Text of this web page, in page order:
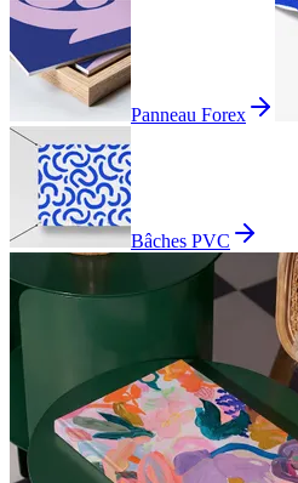
Panneau Forex
Bâches PVC